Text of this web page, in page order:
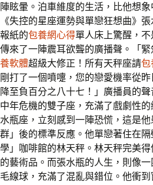
陣眩暈。泊車維度的生活，比他想
《失控的星座運勢與單戀狂想曲》
報紙的包養網心得單人床上驚醒，
傳來了一陣震耳欲聾的廣播聲。「
養軟體超級大修正！所有天秤座請包
剛打了一個噴嚏，您的戀愛機率從
降至負百分之八十七！」廣播員的
中年危機的雙子座，充滿了戲劇性
水瓶座，立刻感到一陣恐慌，這是
群」後的標準反應。他單戀著住在
學」咖啡館的林天秤。林天秤完美
的藝術品。而張水瓶的人生，則像
毛線球，充滿了混亂與錯位。他衝